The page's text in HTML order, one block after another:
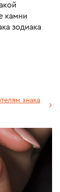
камни
зодиака
знака